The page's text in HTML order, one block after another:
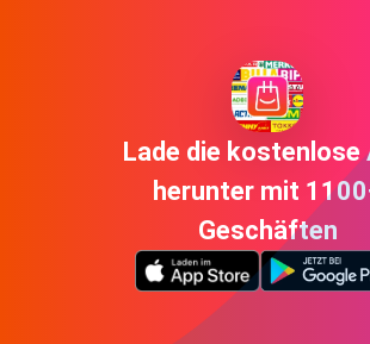
Lade die kostenlose
herunter mit
Geschäften